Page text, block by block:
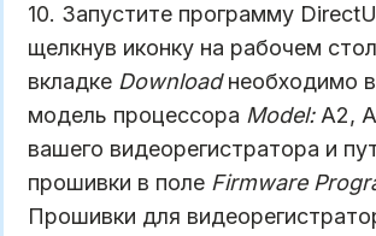
10. Запустите программу
щелкнув иконку на рабочем
вкладке Downloadнеобходимо
модель процессора Model:A2,
вашего видеорегистратора и
прошивки в поле Firmware
Прошивки для